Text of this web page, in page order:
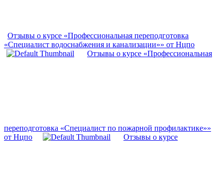
Отзывы о курсе «Профессиональная переподготовка
«Специалист водоснабжения и канализации»» от Нцпо
Отзывы о курсе «Профессиональная
переподготовка «Специалист по пожарной профилактике»»
от Нцпо
Отзывы о курсе